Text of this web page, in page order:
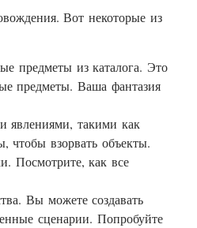
Вот некоторые из
предметы из каталога. Это
предметы. Ваша фантазия
явлениями, такими как
чтобы взорвать объекты.
Посмотрите, как все
Вы можете создавать
сценарии. Попробуйте